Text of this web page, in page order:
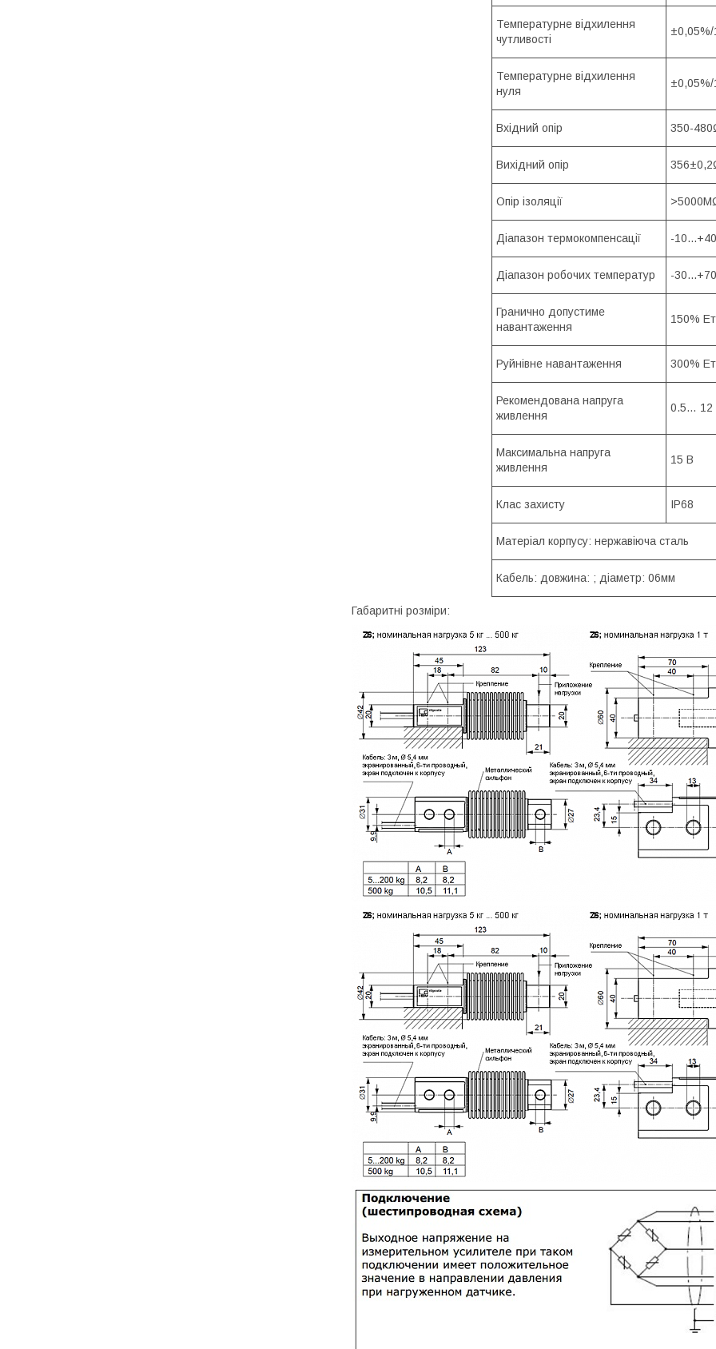
Температурне відхилення
чутливості
±0,05%/
Температурне відхилення
нуля
±0,05%/
Вхідний опір 350-
Вихідний опір
Опір ізоляції
Діапазон термокомпенсації -
Діапазон робочих температур -
Гранично допустиме
навантаження
150%
Руйнівне навантаження 300%
Рекомендована напруга
живлення
0.5… 12
Максимальна напруга
живлення
15 В
Клас захисту IР68
Матеріал корпусу: нержавіюча сталь
Кабель: довжина: ; діаметр: 06мм
Габаритні розміри: